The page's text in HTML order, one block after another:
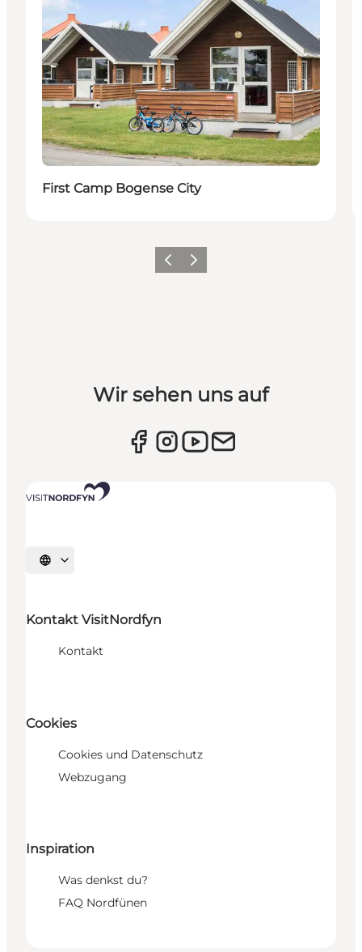
First Camp Bogense City
Vorherige Folie
Nächste Folie
Wir sehen uns auf
Sprache auswählen
Kontakt VisitNordfyn
Kontakt
Cookies
Cookies und Datenschutz
Webzugang
Inspiration
Was denkst du?
FAQ Nordfünen